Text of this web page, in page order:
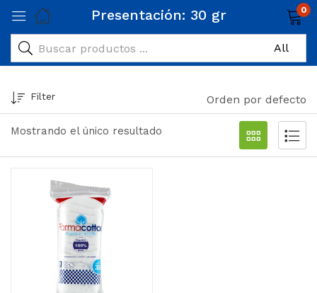
Presentación: 30 gr 0
Mostrando el único resultado
Filter Orden por defecto